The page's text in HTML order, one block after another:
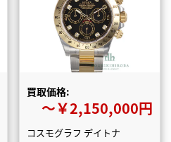
買取価格:
〜￥2,150,000円
コスモグラフ デイトナ